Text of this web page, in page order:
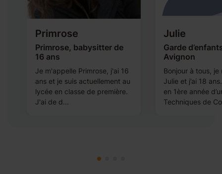
Primrose
Primrose, babysitter de
16 ans
Je m'appelle Primrose, j'ai 16
ans et je suis actuellement au
lycée en classe de première.
J'ai de d...
Julie
Garde
Avignon
Bonjour à tous, je
Julie et j’ai 18
en 1ère année
Techniques de